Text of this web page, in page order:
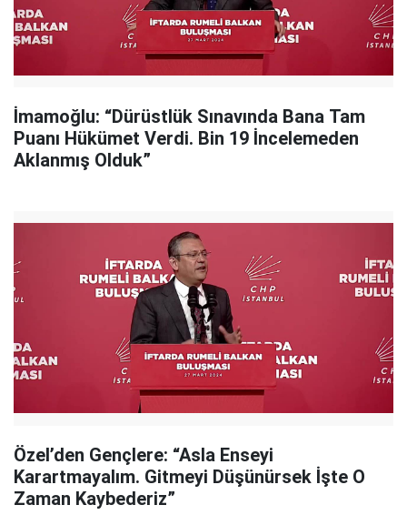
İmamoğlu: “Dürüstlük Sınavında Bana Tam
Puanı Hükümet Verdi. Bin 19 İncelemeden
Aklanmış Olduk”
Özel’den Gençlere: “Asla Enseyi
Karartmayalım. Gitmeyi Düşünürsek İşte O
Zaman Kaybederiz”